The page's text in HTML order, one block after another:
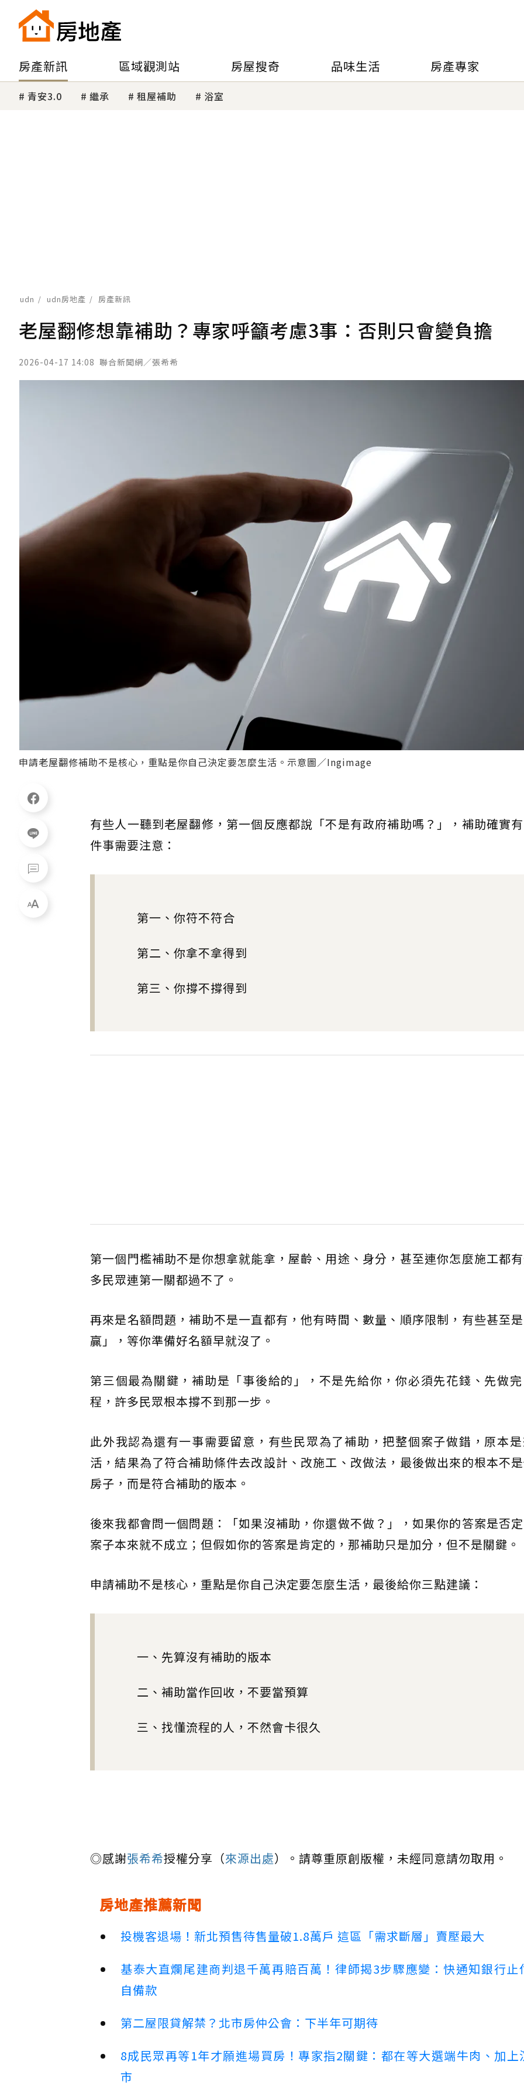
房產新訊 區域觀測站 房屋搜奇 品味生活 房產專家
青安3.0 繼承 租屋補助 浴室
udn udn房地產 房產新訊
老屋翻修想靠補助？專家呼籲考慮3事：否則只會變負擔
2026-04-17 14:08 聯合新聞網／張希希
申請老屋翻修補助不是核心，重點是你自己決定要怎麼生活。示意圖／Ingimage
有些人一聽到老屋翻修，第一個反應都說「不是有政府補助嗎？」，補助確實
件事需要注意：
第一、你符不符合
第二、你拿不拿得到
第三、你撐不撐得到
第一個門檻補助不是你想拿就能拿，屋齡、用途、身分，甚至連你怎麼施工都
多民眾連第一關都過不了。
再來是名額問題，補助不是一直都有，他有時間、數量、順序限制，有些甚至
贏」，等你準備好名額早就沒了。
第三個最為關鍵，補助是「事後給的」，不是先給你，你必須先花錢、先做
程，許多民眾根本撐不到那一步。
此外我認為還有一事需要留意，有些民眾為了補助，把整個案子做錯，原本
活，結果為了符合補助條件去改設計、改施工、改做法，最後做出來的根本不
房子，而是符合補助的版本。
後來我都會問一個問題：「如果沒補助，你還做不做？」，如果你的答案是否
案子本來就不成立；但假如你的答案是肯定的，那補助只是加分，但不是關鍵。
申請補助不是核心，重點是你自己決定要怎麼生活，最後給你三點建議：
一、先算沒有補助的版本
二、補助當作回收，不要當預算
三、找懂流程的人，不然會卡很久
◎感謝張希希授權分享（來源出處）。請尊重原創版權，未經同意請勿取用。
房地產推薦新聞
投機客退場！新北預售待售量破1.8萬戶 這區「需求斷層」賣壓最大
基泰大直爛尾建商判退千萬再賠百萬！律師揭3步驟應變：快通知銀行止
自備款
第二屋限貸解禁？北市房仲公會：下半年可期待
8成民眾再等1年才願進場買房！專家指2關鍵：都在等大選端牛肉、加上
市